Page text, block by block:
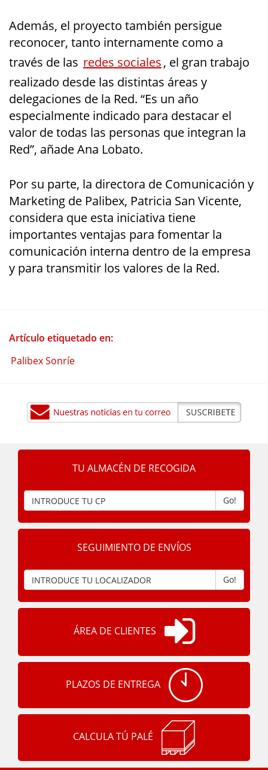
Además, el proyecto también persigue
reconocer, tanto internamente como a
través de las redes sociales, el gran trabajo
realizado desde las distintas áreas y
delegaciones de la Red. “Es un año
especialmente indicado para destacar el
valor de todas las personas que integran la
Red”, añade Ana Lobato.
Por su parte, la directora de Comunicación y
Marketing de Palibex, Patricia San Vicente,
considera que esta iniciativa tiene
importantes ventajas para fomentar la
comunicación interna dentro de la empresa
y para transmitir los valores de la Red.
Artículo etiquetado en:
Palibex Sonríe
TU ALMACÉN DE RECOGIDA
Go!
SEGUIMIENTO DE ENVÍOS
Go!
ÁREA DE CLIENTES
PLAZOS DE ENTREGA
CALCULA TÚ PALÉ